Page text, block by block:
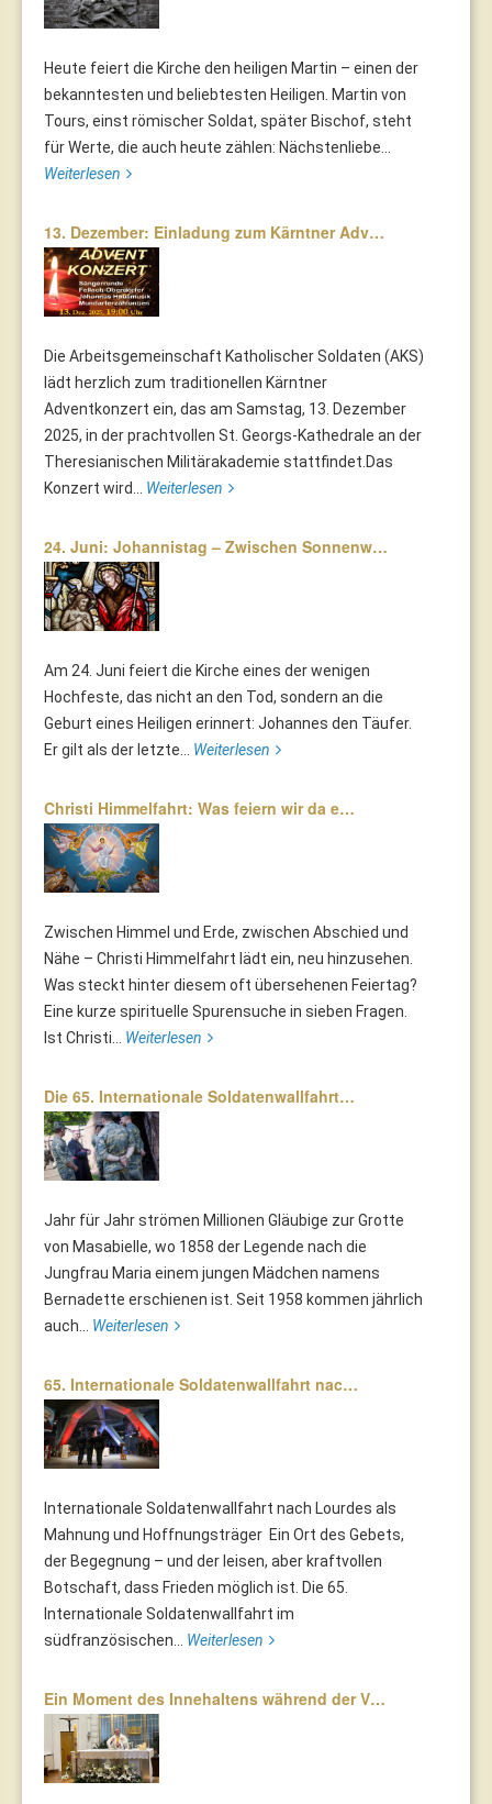
Heute feiert die Kirche den heiligen Martin – einen der
bekanntesten und beliebtesten Heiligen. Martin von
Tours, einst römischer Soldat, später Bischof, steht
für Werte, die auch heute zählen: Nächstenliebe...
Weiterlesen
13. Dezember: Einladung zum Kärntner Adv…
Die Arbeitsgemeinschaft Katholischer Soldaten (AKS)
lädt herzlich zum traditionellen Kärntner
Adventkonzert ein, das am Samstag, 13. Dezember
2025, in der prachtvollen St. Georgs-Kathedrale an der
Theresianischen Militärakademie stattfindet.Das
Konzert wird... Weiterlesen
24. Juni: Johannistag – Zwischen Sonnenw…
Am 24. Juni feiert die Kirche eines der wenigen
Hochfeste, das nicht an den Tod, sondern an die
Geburt eines Heiligen erinnert: Johannes den Täufer.
Er gilt als der letzte... Weiterlesen
Christi Himmelfahrt: Was feiern wir da e…
Zwischen Himmel und Erde, zwischen Abschied und
Nähe – Christi Himmelfahrt lädt ein, neu hinzusehen.
Was steckt hinter diesem oft übersehenen Feiertag?
Eine kurze spirituelle Spurensuche in sieben Fragen.
Ist Christi... Weiterlesen
Die 65. Internationale Soldatenwallfahrt…
Jahr für Jahr strömen Millionen Gläubige zur Grotte
von Masabielle, wo 1858 der Legende nach die
Jungfrau Maria einem jungen Mädchen namens
Bernadette erschienen ist. Seit 1958 kommen jährlich
auch... Weiterlesen
65. Internationale Soldatenwallfahrt nac…
Internationale Soldatenwallfahrt nach Lourdes als
Mahnung und Hoffnungsträger Ein Ort des Gebets,
der Begegnung – und der leisen, aber kraftvollen
Botschaft, dass Frieden möglich ist. Die 65.
Internationale Soldatenwallfahrt im
südfranzösischen... Weiterlesen
Ein Moment des Innehaltens während der V…